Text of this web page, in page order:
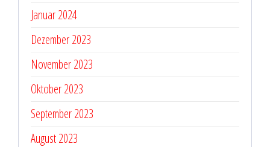
Januar 2024
Dezember 2023
November 2023
Oktober 2023
September 2023
August 2023